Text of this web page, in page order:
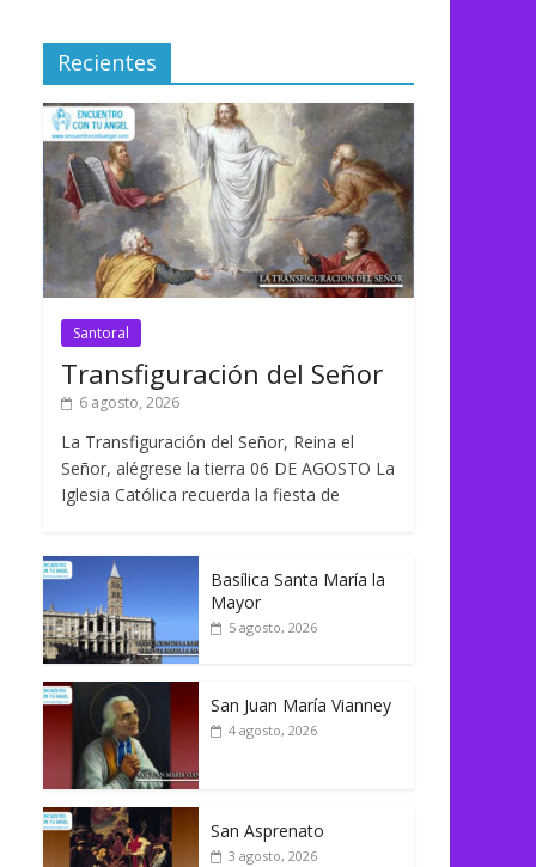
Recientes
Santoral
Transfiguración del Señor
6 agosto, 2026
La Transfiguración del Señor, Reina el
Señor, alégrese la tierra 06 DE AGOSTO La
Iglesia Católica recuerda la fiesta de
Basílica Santa María la
Mayor
5 agosto, 2026
San Juan María Vianney
4 agosto, 2026
San Asprenato
3 agosto, 2026